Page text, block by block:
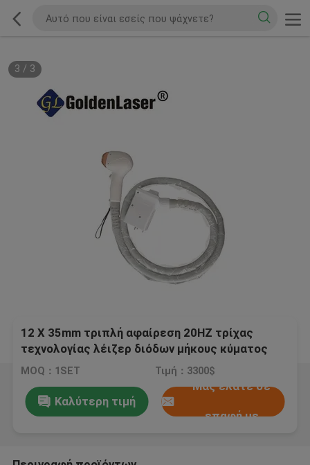
3 / 3
12 X 35mm τριπλή αφαίρεση 20HZ τρίχας
τεχνολογίας λέιζερ διόδων μήκους κύματος
MOQ：1SET Τιμή：3300$
Καλύτερη τιμή
Μας ελάτε σε
επαφή με